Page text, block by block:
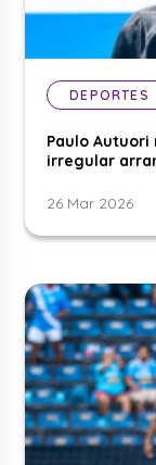
DEPORTES
Paulo
irregular
26 Mar 2026